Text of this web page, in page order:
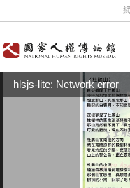
hlsjs-lite: Network error